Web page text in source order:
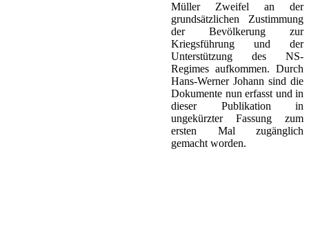
Müller Zweifel an der
grundsätzlichen Zustimmung
der Bevölkerung zur
Kriegsführung und der
Unterstützung des NS-
Regimes aufkommen. Durch
Hans-Werner Johann sind die
Dokumente nun erfasst und in
dieser Publikation in
ungekürzter Fassung zum
ersten Mal zugänglich
gemacht worden.